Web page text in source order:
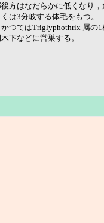
方はなだらかに低くなり
は3分岐する体毛をもつ。
つてはTriglyphothrix 属の
下などに営巣する。